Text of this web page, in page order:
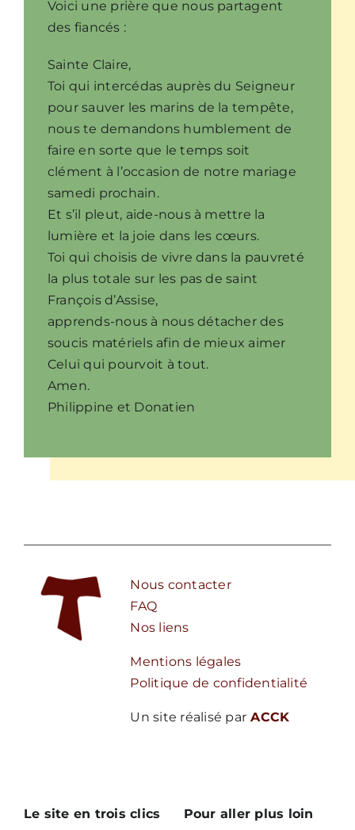
Voici une prière que nous partagent
des fiancés :
Sainte Claire,
Toi qui intercédas auprès du Seigneur
pour sauver les marins de la tempête,
nous te demandons humblement de
faire en sorte que le temps soit
clément à l’occasion de notre mariage
samedi prochain.
Et s’il pleut, aide-nous à mettre la
lumière et la joie dans les cœurs.
Toi qui choisis de vivre dans la pauvreté
la plus totale sur les pas de saint
François d’Assise,
apprends-nous à nous détacher des
soucis matériels afin de mieux aimer
Celui qui pourvoit à tout.
Amen.
Philippine et Donatien
Le site en trois clics Pour aller plus loin
Nous contacter
FAQ
Nos liens
Mentions légales
Politique de confidentialité
Un site réalisé par ACCK